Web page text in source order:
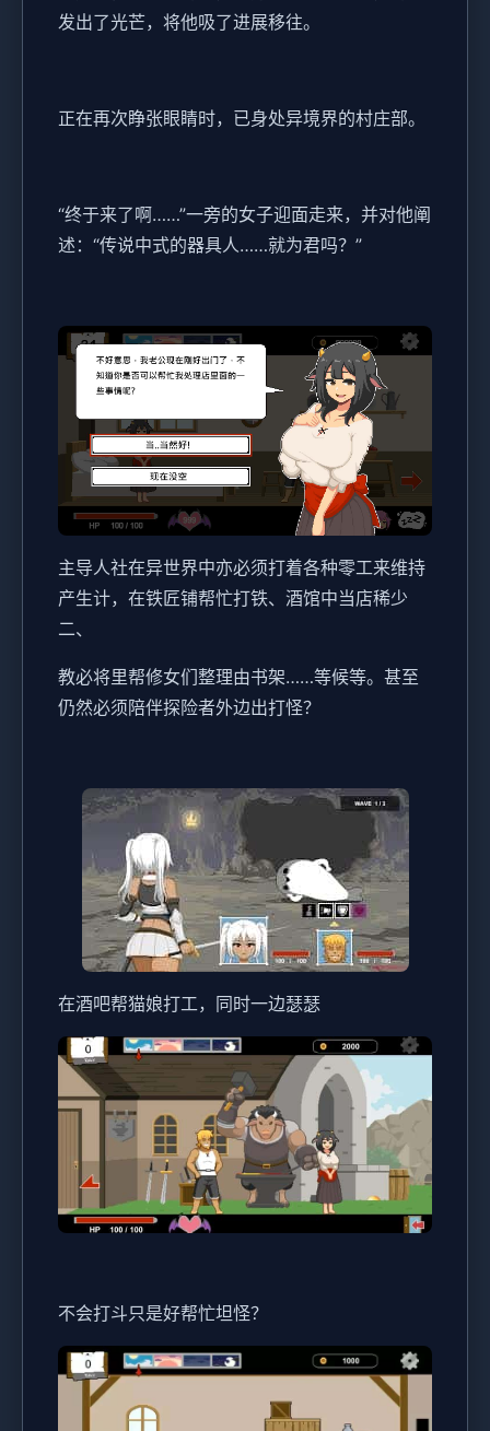
发出了光芒，将他吸了进展移往。
正在再次睁张眼睛时，已身处异境界的村庄部。
“终于来了啊……”一旁的女子迎面走来，并对他阐
述：“传说中式的器具人……就为君吗？”
主导人社在异世界中亦必须打着各种零工来维持
产生计，在铁匠铺帮忙打铁、酒馆中当店稀少
二、
教必将里帮修女们整理由书架……等候等。甚至
仍然必须陪伴探险者外边出打怪？
在酒吧帮猫娘打工，同时一边瑟瑟
不会打斗只是好帮忙坦怪？